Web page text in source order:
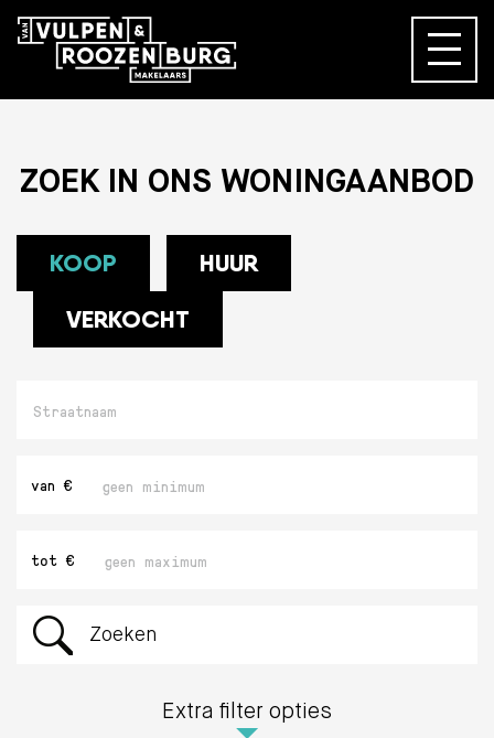
ZOEK IN ONS WONINGAANBOD
KOOP
HUUR
VERKOCHT
bedrag
van €
bedrag
tot €
Zoeken
Extra filter opties